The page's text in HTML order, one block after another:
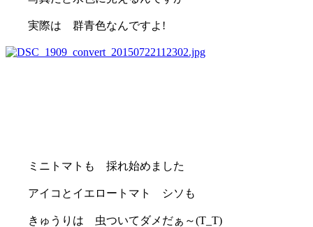
実際は 群青色なんですよ!
ミニトマトも 採れ始めました
アイコとイエロートマト シソも
きゅうりは 虫ついてダメだぁ～(T_T)